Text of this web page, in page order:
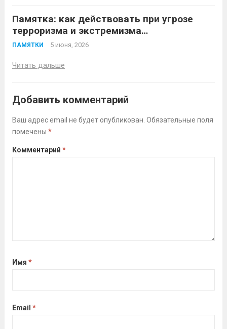
Памятка: как действовать при угрозе
терроризма и экстремизма
До угрозы (профилактика)
ПАМЯТКИ 5 июня, 2026
Читать дальше
Добавить комментарий
Ваш адрес email не будет опубликован. Обязательные поля
помечены *
Комментарий *
Имя *
Email *